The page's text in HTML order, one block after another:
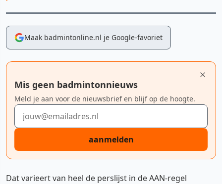
Maak badmintonline.nl je Google-favoriet
Mis geen badmintonnieuws
Meld je aan voor de nieuwsbrief en blijf op de hoogte.
E-mailadres
aanmelden
Dat varieert van heel de perslijst in de AAN-regel